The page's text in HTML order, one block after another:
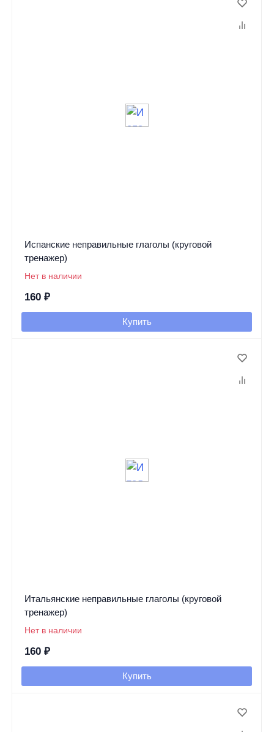
Испанские неправильные глаголы (круговой
тренажер)
Нет в наличии
160 ₽
Купить
Итальянские неправильные глаголы (круговой
тренажер)
Нет в наличии
160 ₽
Купить